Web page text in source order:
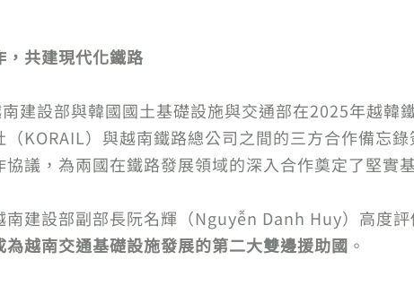
，共建現代化鐵路
建設部與韓國國土基礎設施與交通部在2025年越韓
（KORAIL）與越南鐵路總公司之間的三方合作備忘
協議，為兩國在鐵路發展領域的深入合作奠定了堅實
南建設部副部長阮名輝（Nguyễn Danh Huy）高度
為越南交通基礎設施發展的第二大雙邊援助國 。